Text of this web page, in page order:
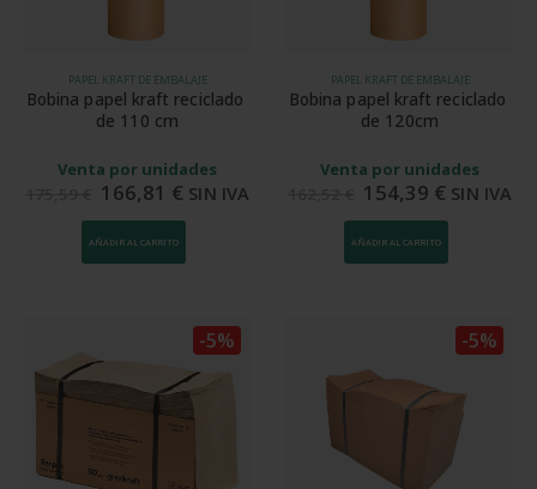
PAPEL KRAFT DE EMBALAJE
Bobina papel kraft reciclado
de 110 cm
Venta por unidades
166,81 € SIN IVA
AÑADIR AL CARRITO
PAPEL KRAFT DE EMBALAJE
Bobina papel kraft reciclado
de 120cm
Venta por unidades
154,39 € SIN IVA
AÑADIR AL CARRITO
-5% -5%